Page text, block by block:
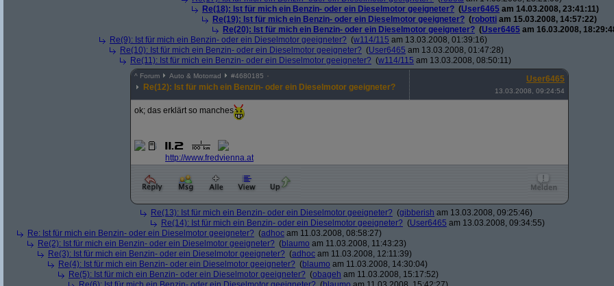
Re(18): Ist für mich ein Benzin- oder ein Dieselmotor geeigneter? (User6465 am 14.03.2008, 23:41:11)
Re(19): Ist für mich ein Benzin- oder ein Dieselmotor geeigneter? (robotti am 15.03.2008, 14:57:22)
Re(20): Ist für mich ein Benzin- oder ein Dieselmotor geeigneter? (User6465 am 16.03.2008,
Re(9): Ist für mich ein Benzin- oder ein Dieselmotor geeigneter? (w114/115 am 13.03.2008, 01:39:16)
Re(10): Ist für mich ein Benzin- oder ein Dieselmotor geeigneter? (User6465 am 13.03.2008, 01:47:28)
Re(11): Ist für mich ein Benzin- oder ein Dieselmotor geeigneter? (w114/115 am 13.03.2008, 08:50:11)
^ Forum Auto & Motorrad #4680185
Re(12): Ist für mich ein Benzin- oder ein Dieselmotor geeigneter?
User6465
13.03.2008, 09:24:54
ok; das erklärt so manches
http://www.fredvienna.at
Re(13): Ist für mich ein Benzin- oder ein Dieselmotor geeigneter? (gibberish am 13.03.2008, 09:25:46)
Re(14): Ist für mich ein Benzin- oder ein Dieselmotor geeigneter? (User6465 am 13.03.2008, 09:34:55)
Re: Ist für mich ein Benzin- oder ein Dieselmotor geeigneter? (adhoc am 11.03.2008, 08:58:27)
Re(2): Ist für mich ein Benzin- oder ein Dieselmotor geeigneter? (blaumo am 11.03.2008, 11:43:23)
Re(3): Ist für mich ein Benzin- oder ein Dieselmotor geeigneter? (adhoc am 11.03.2008, 12:11:39)
Re(4): Ist für mich ein Benzin- oder ein Dieselmotor geeigneter? (blaumo am 11.03.2008, 14:30:04)
Re(5): Ist für mich ein Benzin- oder ein Dieselmotor geeigneter? (obageh am 11.03.2008, 15:17:52)